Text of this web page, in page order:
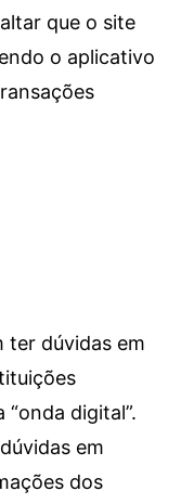
que o site
o aplicativo
ter dúvidas em
digital”.
em
dos